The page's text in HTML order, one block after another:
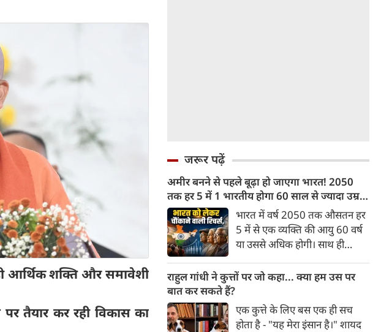
आर्थिक शक्ति और समावेशी
तैयार कर रही विकास का
जरूर पढ़ें
अमीर बनने से पहले बूढ़ा हो जाएगा भारत! 2050
तक हर 5 में 1 भारतीय होगा 60 साल से ज्यादा उम्र
का
भारत में वर्ष 2050 तक औसतन हर
5 में से एक व्यक्ति की आयु 60 वर्ष
या उससे अधिक होगी। साथ ही
भारत में रहेंगे। ‘ट्रांसफॉर्म रूरल
अनुसार भारत विकसित देशों के
विपरीत समृद्ध बनने से पहले ही वृद्ध
राहुल गांधी ने कुत्तों पर जो कहा... क्या हम उस पर
बात कर सकते हैं?
एक कुत्ते के लिए बस एक ही सच
होता है - "यह मेरा इंसान है।" शायद